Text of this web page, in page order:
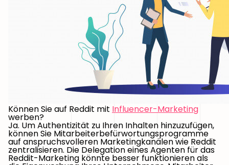
Können Sie auf Reddit mit Influencer-Marketing
werben?
Ja. Um Authentizität zu Ihren Inhalten hinzuzufügen,
können Sie Mitarbeiterbefürwortungsprogramme
auf anspruchsvolleren Marketingkanälen wie Reddit
zentralisieren. Die Delegation eines Agenten für das
Reddit-Marketing könnte besser funktionieren als